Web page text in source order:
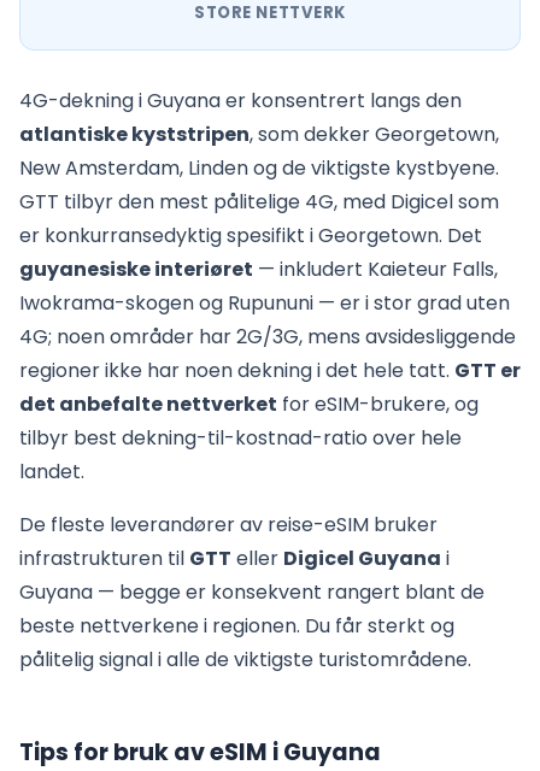
STORE NETTVERK
4G-dekning i Guyana er konsentrert langs den
atlantiske kyststripen, som dekker Georgetown,
New Amsterdam, Linden og de viktigste kystbyene.
GTT tilbyr den mest pålitelige 4G, med Digicel som
er konkurransedyktig spesifikt i Georgetown. Det
guyanesiske interiøret — inkludert Kaieteur Falls,
Iwokrama-skogen og Rupununi — er i stor grad uten
4G; noen områder har 2G/3G, mens avsidesliggende
regioner ikke har noen dekning i det hele tatt. GTT er
det anbefalte nettverket for eSIM-brukere, og
tilbyr best dekning-til-kostnad-ratio over hele
landet.
De fleste leverandører av reise-eSIM bruker
infrastrukturen til GTT eller Digicel Guyana i
Guyana — begge er konsekvent rangert blant de
beste nettverkene i regionen. Du får sterkt og
pålitelig signal i alle de viktigste turistområdene.
Tips for bruk av eSIM i Guyana